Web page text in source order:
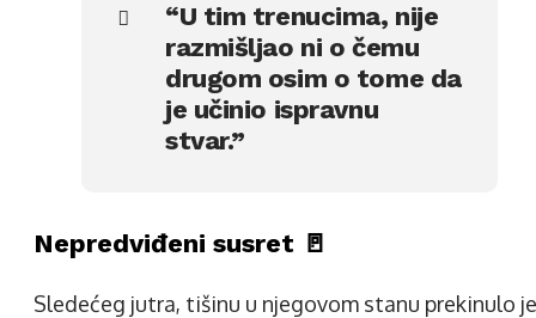
“U tim trenucima, nije
razmišljao ni o čemu
drugom osim o tome da
je učinio ispravnu
stvar.”
Nepredviđeni susret 🚪
Sledećeg jutra, tišinu u njegovom stanu prekinulo je